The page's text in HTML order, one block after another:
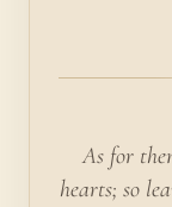
As for
hearts; so